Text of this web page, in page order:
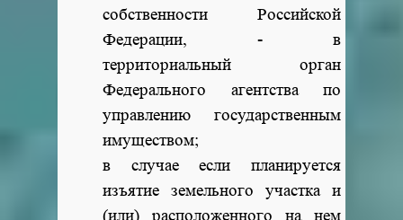
собственности Российской
Федерации, - в
территориальный орган
Федерального агентства по
управлению государственным
имуществом;
в случае если планируется
изъятие земельного участка и
(или) расположенного на нем